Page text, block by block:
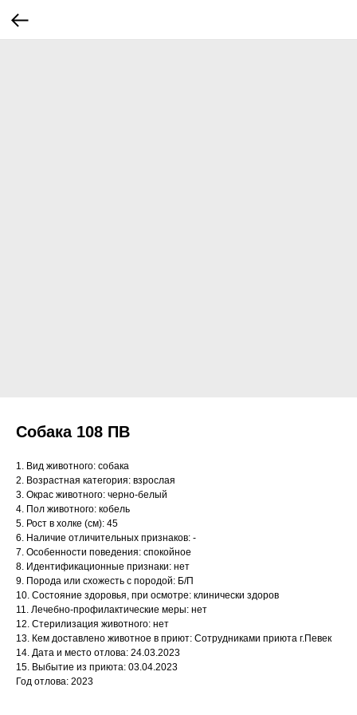
Собака 108 ПВ
1. Вид животного: собака
2. Возрастная категория: взрослая
3. Окрас животного: черно-белый
4. Пол животного: кобель
5. Рост в холке (см): 45
6. Наличие отличительных признаков: -
7. Особенности поведения: спокойное
8. Идентификационные признаки: нет
9. Порода или схожесть с породой: Б/П
10. Состояние здоровья, при осмотре: клинически здоров
11. Лечебно-профилактические меры: нет
12. Стерилизация животного: нет
13. Кем доставлено животное в приют: Сотрудниками приюта г.Певек
14. Дата и место отлова: 24.03.2023
15. Выбытие из приюта: 03.04.2023
Год отлова: 2023